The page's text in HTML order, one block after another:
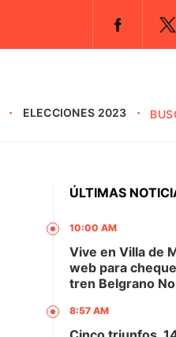
ELECCIONES 2023
ÚLTIMAS
10:00 AM
Vive en Villa de
web para
tren Belgrano
8:57 AM